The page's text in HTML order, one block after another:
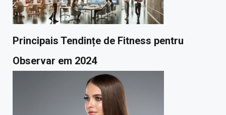
Principais Tendințe de Fitness pentru
Observar em 2024